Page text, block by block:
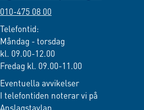
010-475 08 00
Telefontid:
Måndag - torsdag
kl. 09.00-12.00
Fredag kl. 09.00-11.00
Eventuella avvikelser
I telefontiden noterar vi på
Anslagstavlan.